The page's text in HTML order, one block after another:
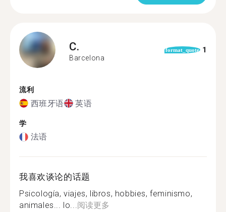
C.
Barcelona
format_quote 1
流利
西班牙语 英语
学
法语
我喜欢谈论的话题
Psicología, viajes, libros, hobbies, feminismo,
animales... lo...阅读更多